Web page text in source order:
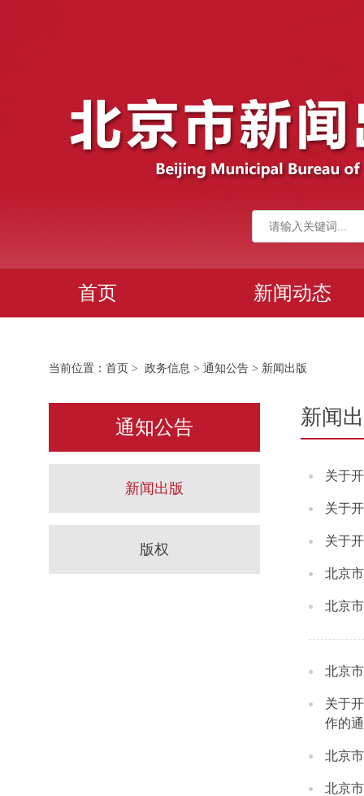
首页 新闻动态
当前位置： 首页 > 政务信息 > 通知公告 > 新闻出版
通知公告
新闻出版
版权
新闻
关于
关于
关于
北京
北京
北京
关于
作的
北京
北京